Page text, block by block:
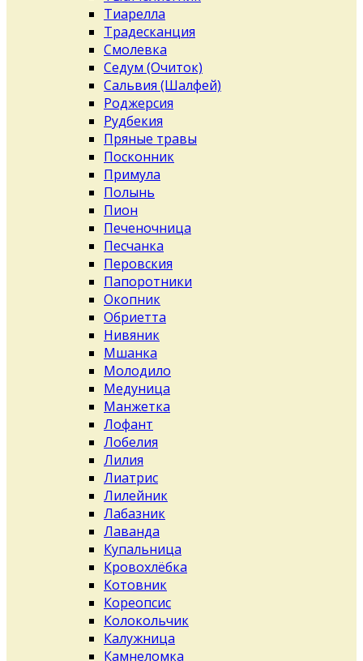
Тиарелла
Традесканция
Смолевка
Седум (Очиток)
Сальвия (Шалфей)
Роджерсия
Рудбекия
Пряные травы
Посконник
Примула
Полынь
Пион
Печеночница
Песчанка
Перовския
Папоротники
Окопник
Обриетта
Нивяник
Мшанка
Молодило
Медуница
Манжетка
Лофант
Лобелия
Лилия
Лиатрис
Лилейник
Лабазник
Лаванда
Купальница
Кровохлёбка
Котовник
Кореопсис
Колокольчик
Калужница
Камнеломка